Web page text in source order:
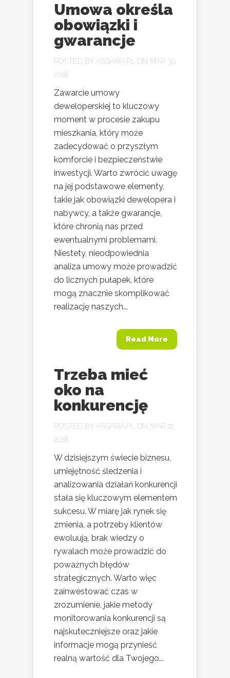
Umowa określa
obowiązki i
gwarancje
POSTED BY ASGARIA.PL
ON MAR 30,
2018
Zawarcie umowy
deweloperskiej to kluczowy
moment w procesie zakupu
mieszkania, który może
zadecydować o przyszłym
komforcie i bezpieczeństwie
inwestycji. Warto zwrócić uwagę
na jej podstawowe elementy,
takie jak obowiązki dewelopera i
nabywcy, a także gwarancje,
które chronią nas przed
ewentualnymi problemami.
Niestety, nieodpowiednia
analiza umowy może prowadzić
do licznych pułapek, które
mogą znacznie skomplikować
realizację naszych...
Read More
Trzeba mieć
oko na
konkurencję
POSTED BY ASGARIA.PL
ON MAR 22,
2018
W dzisiejszym świecie biznesu,
umiejętność śledzenia i
analizowania działań konkurencji
stała się kluczowym elementem
sukcesu. W miarę jak rynek się
zmienia, a potrzeby klientów
ewoluują, brak wiedzy o
rywalach może prowadzić do
poważnych błędów
strategicznych. Warto więc
zainwestować czas w
zrozumienie, jakie metody
monitorowania konkurencji są
najskuteczniejsze oraz jakie
informacje mogą przynieść
realną wartość dla Twojego...